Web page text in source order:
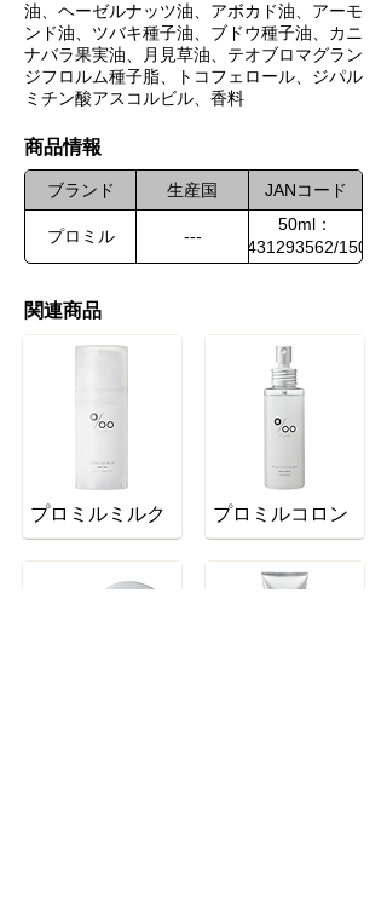
油、ヘーゼルナッツ油、アボカド油、アーモ
ンド油、ツバキ種子油、ブドウ種子油、カニ
ナバラ果実油、月見草油、テオブロマグラン
ジフロルム種子脂、トコフェロール、ジパル
ミチン酸アスコルビル、香料
​商品情報
ブランド 生産国 JANコード
プロミル ---
50ml：
4580431293562/150ml
4580431293548
関連商品
プロミルミルク プロミルコロン